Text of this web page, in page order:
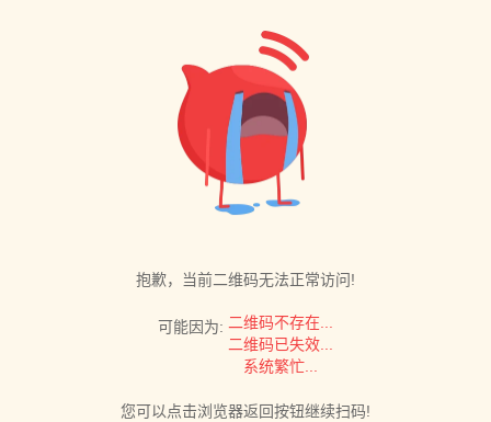
抱歉，当前二维码无法正常访问!
可能因为: 二维码不存在...
二维码已失效...
系统繁忙...
您可以点击浏览器返回按钮继续扫码!